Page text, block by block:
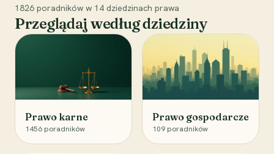
1826 poradników w 14 dziedzinach prawa
Przeglądaj według dziedziny
Prawo karne
1456 poradników
Prawo gospodarcze
109 poradników